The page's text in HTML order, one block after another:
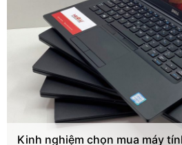
Kinh nghiệm chọn mua máy